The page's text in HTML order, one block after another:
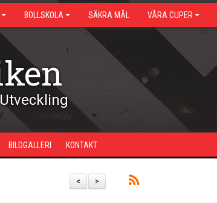
BOLLSKOLA SÄKRA MÅL VÅRA CUPER
BILDGALLERI KONTAKT
>
<